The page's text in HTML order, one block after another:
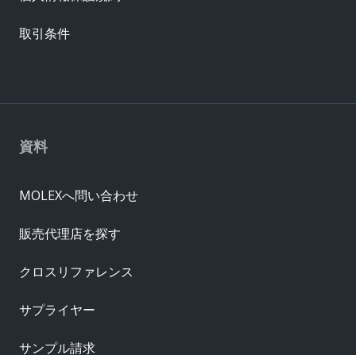
資料
MOLEXへ問い合わせ
販売代理店を探す
クロスリファレンス
サプライヤー
サンプル請求
取引条件